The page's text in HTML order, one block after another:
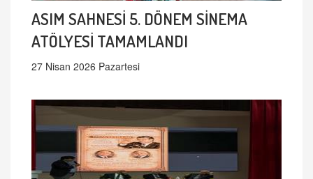
ASIM SAHNESİ 5. DÖNEM SİNEMA
ATÖLYESİ TAMAMLANDI
27 Nisan 2026 Pazartesi